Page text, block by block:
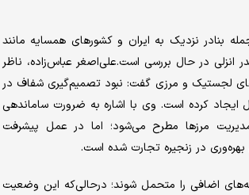
بنادر نزدیک به ایران و کشورهای همسایه مانند
انزلی در حال بررسی است.علی‌اصغر عباس‌زاده، ناظر
لجستیک و مرزی گفت: نبود تصمیم‌گیری شفاف در
کرده است. وی با اشاره به ضرورت ساماندهی
مرزها مطرح می‌شود؛ اما در عمل پیشرفت
در زنجیره تجارت شده است.
اضافی را متحمل شوند؛ درحالی‌که این وضعیت